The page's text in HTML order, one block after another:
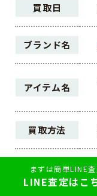
まずは簡単LINE査
LINE査定はこ
買取日
ブランド名
アイテム名
買取方法
ランク